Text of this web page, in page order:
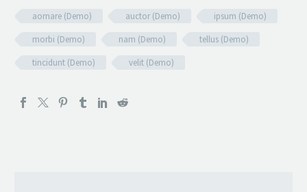
aornare (Demo)
auctor (Demo)
ipsum (Demo)
morbi (Demo)
nam (Demo)
tellus (Demo)
tincidunt (Demo)
velit (Demo)